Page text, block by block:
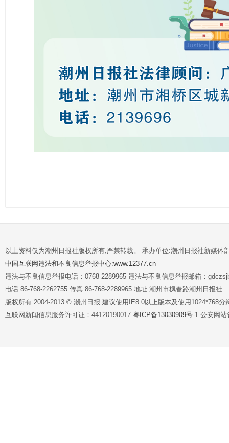
以上资料仅为潮州日报社版权所有,严禁转载。 承办单位:潮州日报社新媒体
中国互联网违法和不良信息举报中心:www.12377.cn
违法与不良信息举报电话：0768-2289965 违法与不良信息举报邮箱：
电话:86-768-2262755 传真:86-768-2289965 地址:潮州市枫春路潮州日报社
版权所有 2004-2013 © 潮州日报 建议使用IE8.0以上版本及使用1024*768分
互联网新闻信息服务许可证：44120190017 粤ICP备13030909号-1 公安网站